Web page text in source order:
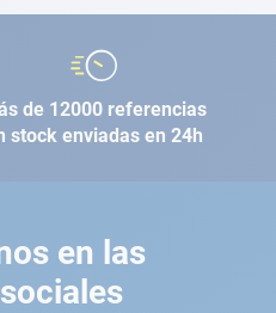
de 12000 referencias
stock enviadas en 24h
en las